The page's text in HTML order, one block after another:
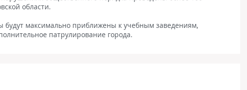
области.
будут максимально приближены к учебным заведениям,
патрулирование города.